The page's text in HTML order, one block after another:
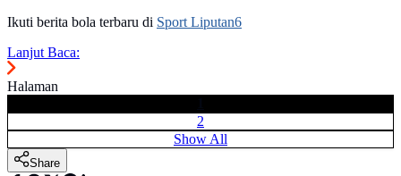
Ikuti berita bola terbaru di Sport Liputan6
Lanjut Baca:
Halaman
2
Show All
Share